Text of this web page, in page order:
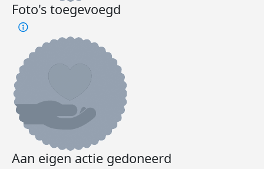
Foto's toegevoegd
Aan eigen actie gedoneerd